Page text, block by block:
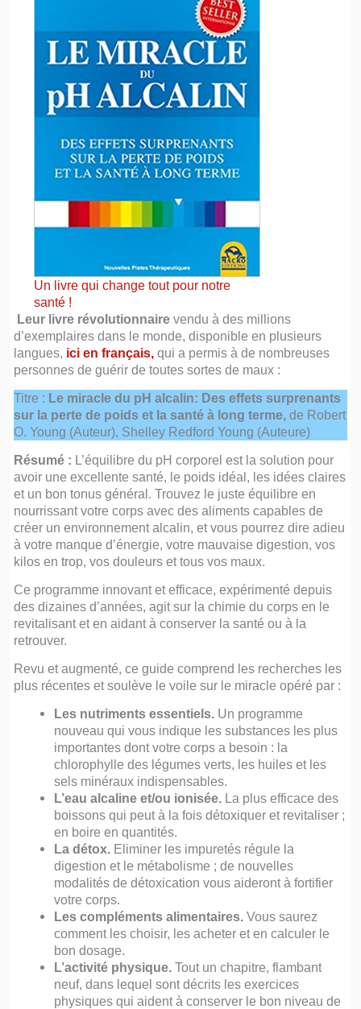
Un livre qui change tout pour notre
santé !
Leur livre révolutionnaire vendu à des millions
d’exemplaires dans le monde, disponible en plusieurs
langues, ici en français, qui a permis à de nombreuses
personnes de guérir de toutes sortes de maux :
Titre : Le miracle du pH alcalin: Des effets surprenants
sur la perte de poids et la santé à long terme, de Robert
O. Young (Auteur), Shelley Redford Young (Auteure)
Résumé : L’équilibre du pH corporel est la solution pour
avoir une excellente santé, le poids idéal, les idées claires
et un bon tonus général. Trouvez le juste équilibre en
nourrissant votre corps avec des aliments capables de
créer un environnement alcalin, et vous pourrez dire adieu
à votre manque d’énergie, votre mauvaise digestion, vos
kilos en trop, vos douleurs et tous vos maux.
Ce programme innovant et efficace, expérimenté depuis
des dizaines d’années, agit sur la chimie du corps en le
revitalisant et en aidant à conserver la santé ou à la
retrouver.
Revu et augmenté, ce guide comprend les recherches les
plus récentes et soulève le voile sur le miracle opéré par :
Les nutriments essentiels.Un programme
nouveau qui vous indique les substances les plus
importantes dont votre corps a besoin : la
chlorophylle des légumes verts, les huiles et les
sels minéraux indispensables.
L’eau alcaline et/ou ionisée.La plus efficace des
boissons qui peut à la fois détoxiquer et revitaliser ;
en boire en quantités.
La détox.Eliminer les impuretés régule la
digestion et le métabolisme ; de nouvelles
modalités de détoxication vous aideront à fortifier
votre corps.
Les compléments alimentaires.Vous saurez
comment les choisir, les acheter et en calculer le
bon dosage.
L’activité physique.Tout un chapitre, flambant
neuf, dans lequel sont décrits les exercices
physiques qui aident à conserver le bon niveau de